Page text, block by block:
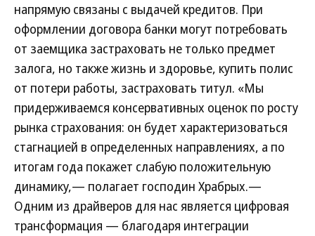
напрямую связаны с выдачей кредитов. При
оформлении договора банки могут потребовать
от заемщика застраховать не только предмет
залога, но также жизнь и здоровье, купить полис
от потери работы, застраховать титул. «Мы
придерживаемся консервативных оценок по росту
рынка страхования: он будет характеризоваться
стагнацией в определенных направлениях, а по
итогам года покажет слабую положительную
динамику,— полагает господин Храбрых.—
Одним из драйверов для нас является цифровая
трансформация — благодаря интеграции